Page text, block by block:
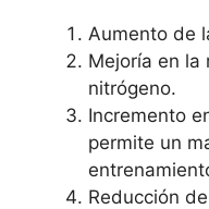
Aumento de
Mejoría en la
nitrógeno.
Incremento
permite un
Reducción